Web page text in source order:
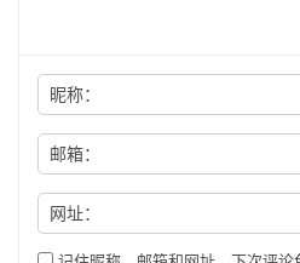
昵称：
邮箱：
网址：